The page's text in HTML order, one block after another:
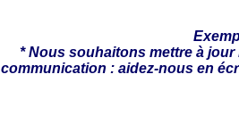
* Nous souhaitons mettre à jour
communication : aidez-nous en